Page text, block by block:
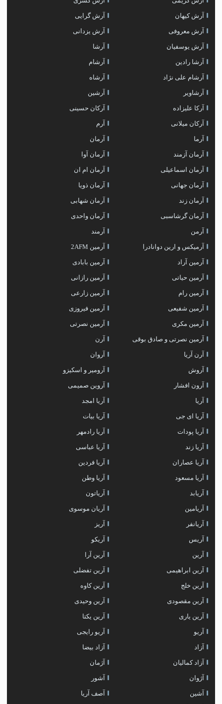
آرش کیهان آرش گرایی
آرش معروفی آرش یزدانی
آرش یوسفیان آرشا
آرشا رادین آرشام
آرشام علی نژاد آرشاه
آرشاویر آرشین
آرکا علیزاده آرکان حسینی
آرکان میلانی آرم
آرما آرمان
آرمان آزمند آرمان آوا
آرمان اسماعیلی آرمان ام ان
آرمان جهانی آرمان ذویا
آرمان زند آرمان شهابی
آرمان گرشاسبی آرمان واحدی
آرمن آرمند
آرمیکس و ارین دوانادرا آرمین 2AFM
آرمین آراد آرمین بابادی
آرمین حیاتی آرمین رازانی
آرمین رام آرمین زارعی
آرمین شفیعی آرمین فیروزی
آرمین مکری آرمین نصرتی
آرمین نصرتی و صادق بوقی آرن
آرن آریا آروان
آروش آرومیر و اسکیزو
آرون افشار آروین صمیمی
آریا آریا امجد
آریا ای جی آریا بیات
آریا پودات آریا رادمهر
آریا زند آریا عباسی
آریا عصاران آریا فردین
آریا مسعود آریا وطن
آریابد آریاتون
آریامین آریان موسوی
آریانفر آریز
آریس آریکو
آرین آرین آرا
آرین ابراهیمی آرین تفضلی
آرین خلج آرین کاوه
آرین مقصودی آرین وحیدی
آرین یاری آرین یکتا
آریو آریو رایجی
آزاد آزاد بیضا
آزاد کمالیان آژمان
آژوان آشور
آشین آصف آریا